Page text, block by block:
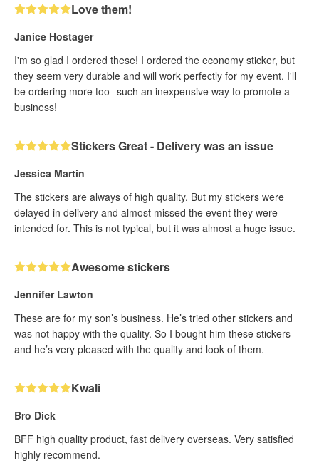
Love them!
Janice Hostager
I'm so glad I ordered these! I ordered the economy sticker, but
they seem very durable and will work perfectly for my event. I'll
be ordering more too--such an inexpensive way to promote a
business!
Stickers Great - Delivery was an issue
Jessica Martin
The stickers are always of high quality. But my stickers were
delayed in delivery and almost missed the event they were
intended for. This is not typical, but it was almost a huge issue.
Awesome stickers
Jennifer Lawton
These are for my son’s business. He’s tried other stickers and
was not happy with the quality. So I bought him these stickers
and he’s very pleased with the quality and look of them.
Kwali
Bro Dick
BFF high quality product, fast delivery overseas. Very satisfied
highly recommend.